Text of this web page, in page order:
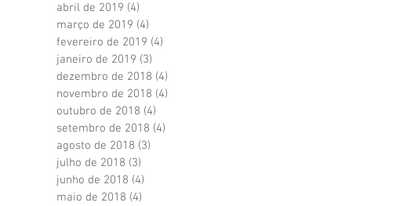
abril de 2019 (4)
março de 2019 (4)
fevereiro de 2019 (4)
janeiro de 2019 (3)
dezembro de 2018 (4)
novembro de 2018 (4)
outubro de 2018 (4)
setembro de 2018 (4)
agosto de 2018 (3)
julho de 2018 (3)
junho de 2018 (4)
maio de 2018 (4)